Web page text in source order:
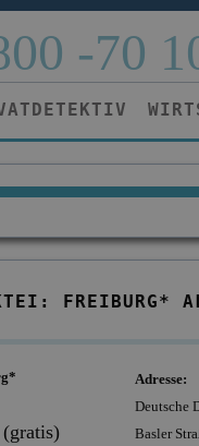
-70
FREIBURG*
(gratis)
Adresse:
Deutsche
Basler